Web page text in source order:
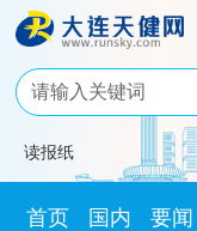
读报纸
首页 国内 要闻